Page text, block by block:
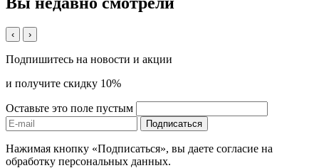
‹ ›
Подпишитесь на новости и акции
и получите скидку 10%
Оставьте это поле пустым
Подписаться
Нажимая кнопку «Подписаться», вы даете согласие на
обработку персональных данных.